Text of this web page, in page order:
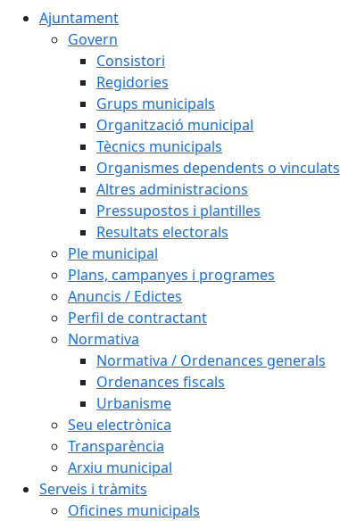
Ajuntament
Govern
Consistori
Regidories
Grups municipals
Organització municipal
Tècnics municipals
Organismes dependents o vinculats
Altres administracions
Pressupostos i plantilles
Resultats electorals
Ple municipal
Plans, campanyes i programes
Anuncis / Edictes
Perfil de contractant
Normativa
Normativa / Ordenances generals
Ordenances fiscals
Urbanisme
Seu electrònica
Transparència
Arxiu municipal
Serveis i tràmits
Oficines municipals